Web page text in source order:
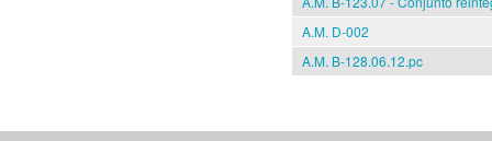
A.M. D-002
A.M. B-128.06.12.pc